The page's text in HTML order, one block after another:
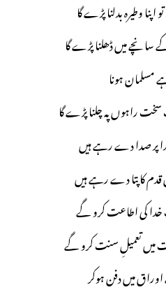
وطیرہ بدلنا پڑے گا
میں ڈھلنا پڑے گا
مسلمان ہونا
راہوں پہ چلنا پڑے گا
پر صدا دے رہے ہیں
کاپتا دے رہے ہیں
کی اطاعت کرو گے
میں تعمیلِ سنت کرو گے
اوراق میں دفن ہوکر